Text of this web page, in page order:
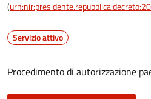
(
Servizio attivo
Procedimento di autorizzazione